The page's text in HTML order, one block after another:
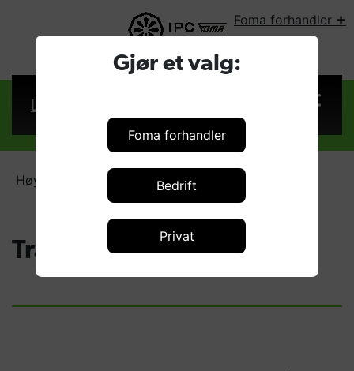
Gjør et valg:
Foma forhandler
Bedrift
Privat
Foma forhandler +
VELG LAND:
Logg inn
Høytrykkstilhengere Trailerpack
Trailerpack